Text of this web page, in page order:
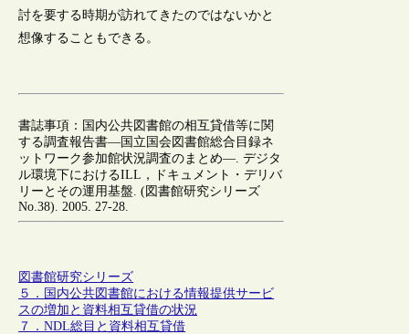
討を要する時期が訪れてきたのではないかと
想像することもできる。
書誌事項：国内公共図書館の相互貸借等に関
する調査報告書―国立国会図書館総合目録ネ
ットワーク参加館状況調査のまとめ―. デジタ
ル環境下におけるILL，ドキュメント・デリバ
リーとその運用基盤. (図書館研究シリーズ
No.38). 2005. 27-28.
図書館研究シリーズ
５．国内公共図書館における情報提供サービ
スの増加と資料相互貸借の状況
７．NDL総目と資料相互貸借